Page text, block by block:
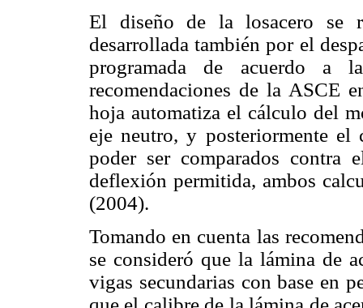
El diseño de la losacero se
desarrollada también por el
programada de acuerdo a
recomendaciones de la ASCE
hoja automatiza el cálculo del
eje neutro, y posteriormente
poder ser comparados contra
deflexión permitida, ambos
(2004).
Tomando en cuenta las
se consideró que la lámina de
vigas secundarias con base en